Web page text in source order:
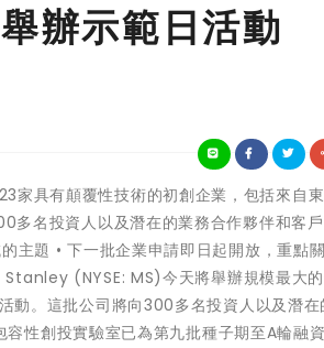
辦示範日活動
家具有顛覆性技術的初創企業，包括來自
多名投資人以及潛在的業務合作夥伴和客
主題 • 下一批企業申請即日起開放，重點
(NYSE: MS)今天將舉辦規模最大
動。這批公司將向300多名投資人以及潛在
性創投實驗室已為第九批種子期至A輪融